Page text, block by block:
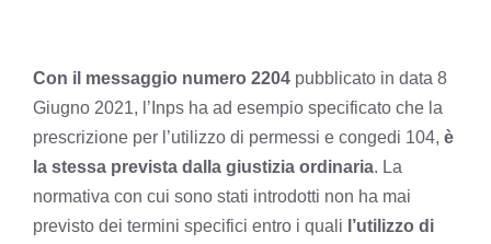
Con il messaggio numero 2204 pubblicato in data 8
Giugno 2021, l’Inps ha ad esempio specificato che la
prescrizione per l’utilizzo di permessi e congedi 104, è
la stessa prevista dalla giustizia ordinaria. La
normativa con cui sono stati introdotti non ha mai
previsto dei termini specifici entro i quali l’utilizzo di